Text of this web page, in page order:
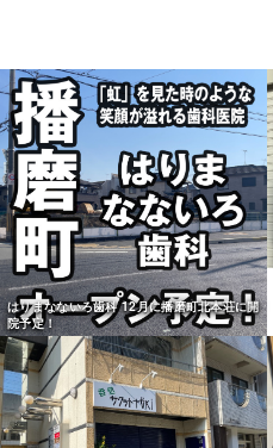
はりまなないろ歯科 12月に播磨町北本荘に開
院予定！